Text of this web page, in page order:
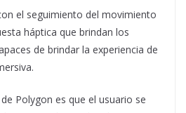
el seguimiento del movimiento
háptica que brindan los
de brindar la experiencia de
Polygon es que el usuario se